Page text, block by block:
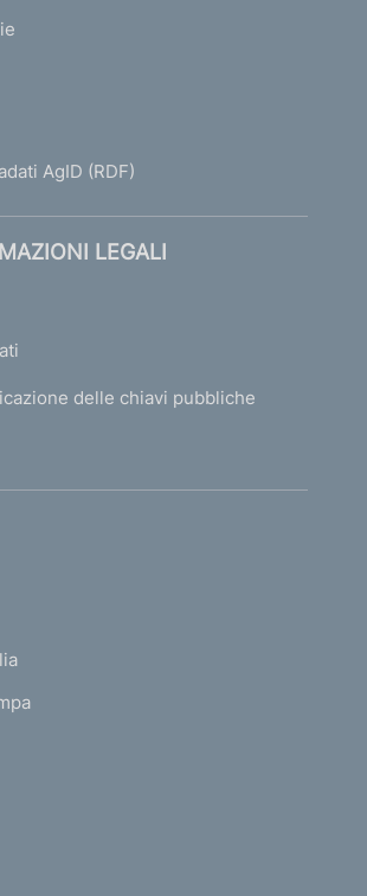
AgID (RDF)
LEGALI
delle chiavi pubbliche